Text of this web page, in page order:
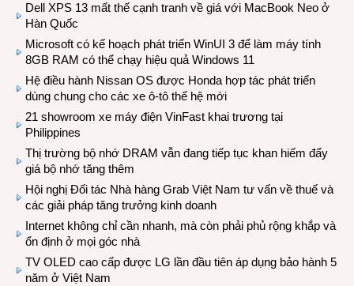
Dell XPS 13 mất thế cạnh tranh về giá với MacBook Neo ở
Hàn Quốc
Microsoft có kế hoạch phát triển WinUI 3 để làm máy tính
8GB RAM có thể chạy hiệu quả Windows 11
Hệ điều hành Nissan OS được Honda hợp tác phát triển
dùng chung cho các xe ô-tô thế hệ mới
21 showroom xe máy điện VinFast khai trương tại
Philippines
Thị trường bộ nhớ DRAM vẫn đang tiếp tục khan hiếm đẩy
giá bộ nhớ tăng thêm
Hội nghị Đối tác Nhà hàng Grab Việt Nam tư vấn về thuế và
các giải pháp tăng trưởng kinh doanh
Internet không chỉ cần nhanh, mà còn phải phủ rộng khắp và
ổn định ở mọi góc nhà
TV OLED cao cấp được LG lần đầu tiên áp dụng bảo hành 5
năm ở Việt Nam